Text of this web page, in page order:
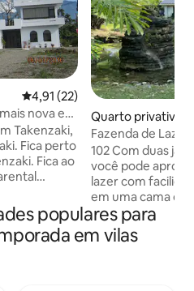
4,91 de uma avaliação média
4,91 (22)
nova e
Takenzaki,
Fica perto
Fica ao
da
North Gate,
do
Quarto privativo ⋅
Fazenda de
Fendo/Terraço/
Chiayi/Quarto
(Pousada Chiayi
102 Com duas
você pode
lazer com
em uma cama
do quarto 35m ² Comodidades do quarto
1 cama queen
pequenas (3,5 * 6,2 pés)
populares para
em vilas